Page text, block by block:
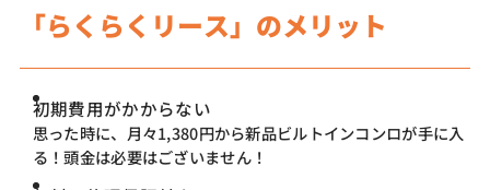
「らくらくリース」のメリット
初期費用がかからない
思った時に、月々1,380円から新品ビルトインコンロが手に入
る！頭金は必要はございません！